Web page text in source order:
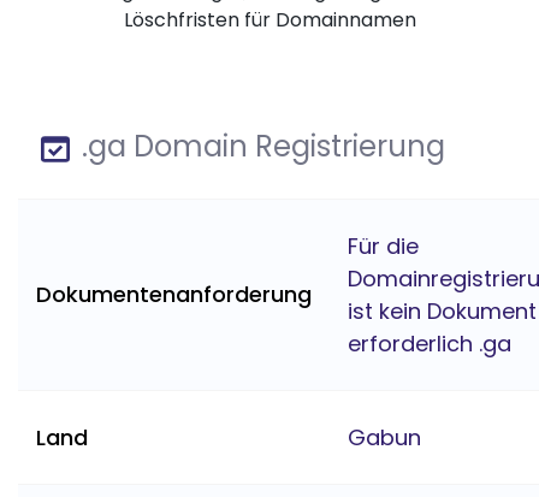
Löschfristen für Domainnamen
.ga Domain Registrierung
Dokumentenanforderung
Für die
ist kein Dokument
erforderlich .ga
Land Gabun